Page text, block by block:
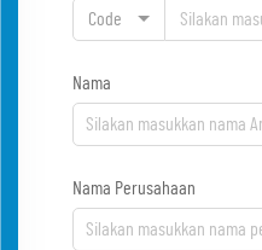
Code
Nama
Nama Perusahaan